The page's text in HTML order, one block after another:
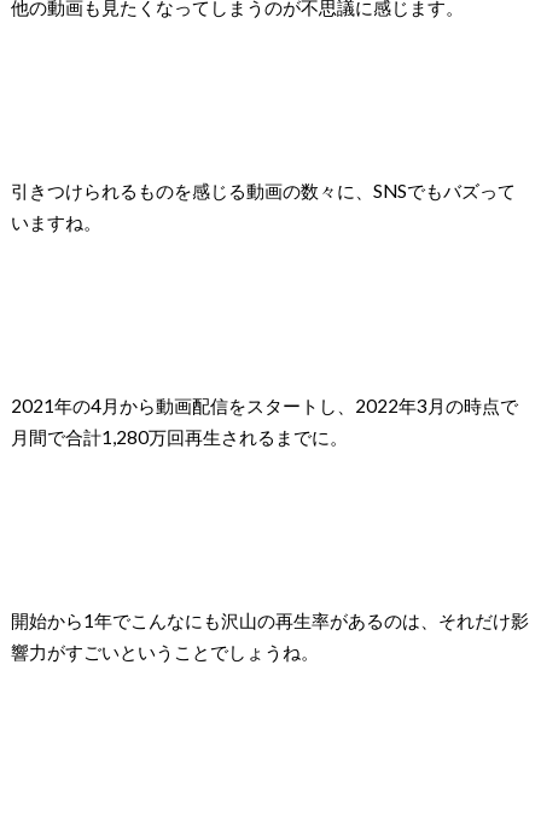
他の動画も見たくなってしまうのが不思議に感じます。
引きつけられるものを感じる動画の数々に、SNSでもバズって
いますね。
2021年の4月から動画配信をスタートし、2022年3月の時点で
月間で合計1,280万回再生されるまでに。
開始から1年でこんなにも沢山の再生率があるのは、それだけ影
響力がすごいということでしょうね。